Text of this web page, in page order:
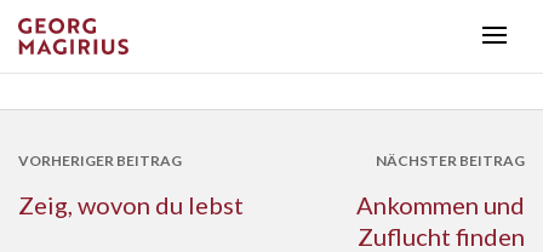
VORHERIGER BEITRAG
Zeig, wovon du lebst
NÄCHSTER BEITRAG
Ankommen und
Zuflucht finden